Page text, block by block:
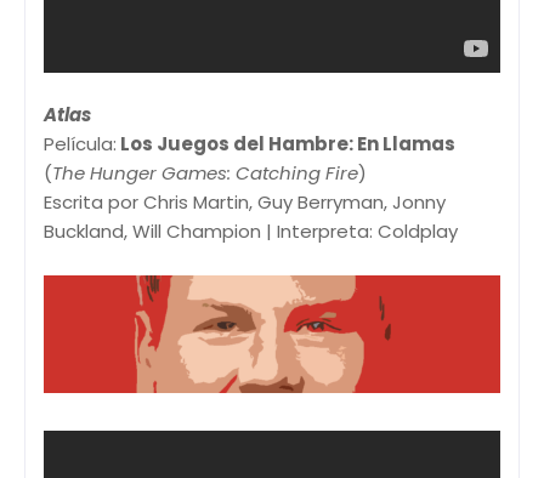
Atlas
Película: Los Juegos del Hambre: En Llamas
(The Hunger Games: Catching Fire)
Escrita por Chris Martin, Guy Berryman, Jonny
Buckland, Will Champion | Interpreta: Coldplay